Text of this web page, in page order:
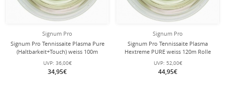
Signum Pro
Signum Pro Tennissaite Plasma Pure
(Haltbarkeit+Touch) weiss 100m
Rolle
UVP: 36,00€
34,95€
Signum Pro
Signum Pro Tennissaite Plasma
Hextreme PURE weiss 120m Rolle
UVP: 52,00€
44,95€